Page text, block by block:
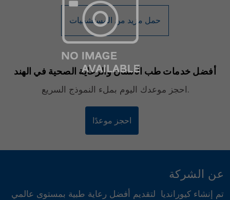
الخلايا الجذعية / الطب التجديدي
العمود الفقري وآلام الظهر
الجراحة العامة
أفضل خدمات طب الأسنان والرعاية الصحية في الهند
احجز موعدك اليوم بملء النموذج السريع.
احجز موعدًا
عن الشركة
تم إنشاء كيورانديا لتقديم أفضل رعاية طبية بمستوى عالمي